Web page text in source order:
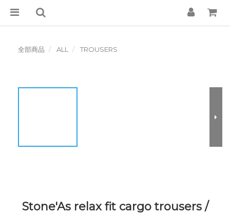
全部商品 ALL TROUSERS
Stone'As relax fit cargo trousers /